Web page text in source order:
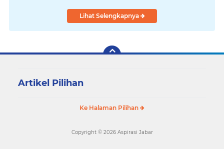
Lihat Selengkapnya
Artikel Pilihan
Ke Halaman Pilihan
Copyright © 2026 Aspirasi Jabar